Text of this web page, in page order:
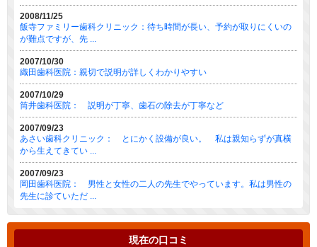
2008/11/25
飯寺ファミリー歯科クリニック：待ち時間が長い、予約が取りにくいの
が難点ですが、先 ...
2007/10/30
織田歯科医院：親切で説明が詳しくわかりやすい
2007/10/29
筒井歯科医院： 説明が丁寧、歯石の除去が丁寧など
2007/09/23
あさい歯科クリニック： とにかく設備が良い。 私は親知らずが真横
から生えてきてい ...
2007/09/23
岡田歯科医院： 男性と女性の二人の先生でやっています。私は男性の
先生に診ていただ ...
現在の口コミ